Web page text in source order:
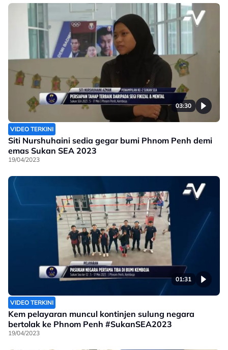
03:30
VIDEO TERKINI
Siti Nurshuhaini sedia gegar bumi Phnom Penh demi
emas Sukan SEA 2023
19/04/2023
01:31
VIDEO TERKINI
Kem pelayaran muncul kontinjen sulung negara
bertolak ke Phnom Penh #SukanSEA2023
19/04/2023